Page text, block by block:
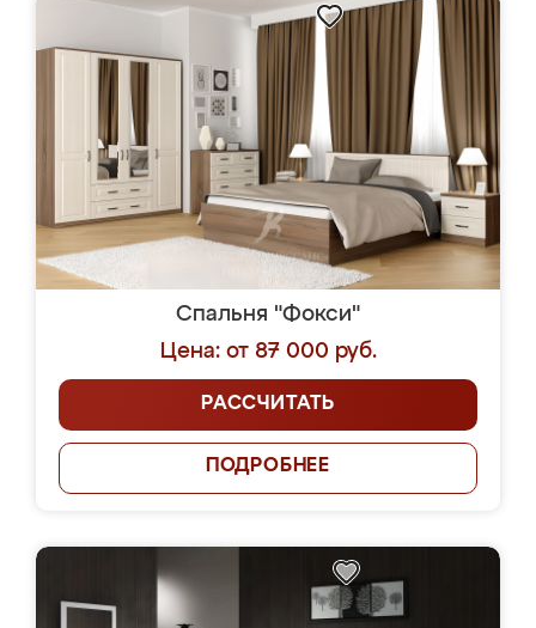
Спальня "Фокси"
Цена: от 87 000 руб.
РАССЧИТАТЬ
ПОДРОБНЕЕ